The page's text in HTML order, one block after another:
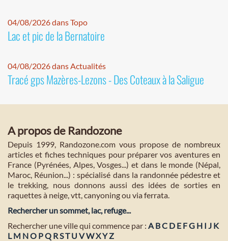
04/08/2026 dans Topo
Lac et pic de la Bernatoire
04/08/2026 dans Actualités
Tracé gps Mazères-Lezons - Des Coteaux à la Saligue
A propos de Randozone
Depuis 1999, Randozone.com vous propose de nombreux
articles et fiches techniques pour préparer vos aventures en
France (Pyrénées, Alpes, Vosges...) et dans le monde (Népal,
Maroc, Réunion...) : spécialisé dans la randonnée pédestre et
le trekking, nous donnons aussi des idées de sorties en
raquettes à neige, vtt, canyoning ou via ferrata.
Rechercher un sommet, lac, refuge...
Rechercher une ville qui commence par : A BC D E FG H I J K
L M NO PQ RST U VWXYZ